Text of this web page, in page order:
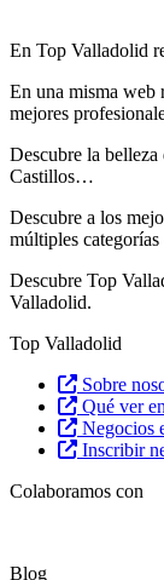
En Top Valladolid
En una misma web
mejores
Descubre la
Castillos…
Descubre a los
múltiples
Descubre Top
Valladolid.
Top Valladolid
Sobre
Qué ver
Negocios
Inscribir
Colaboramos con
Blog